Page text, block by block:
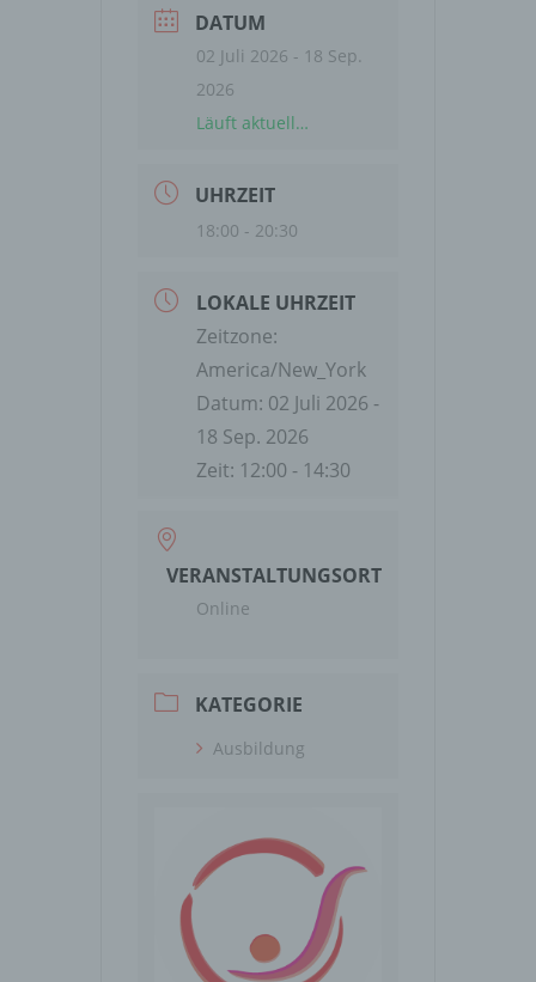
DATUM
02 Juli 2026 - 18 Sep.
2026
Läuft aktuell…
UHRZEIT
18:00 - 20:30
LOKALE UHRZEIT
Zeitzone:
America/New_York
Datum: 02 Juli 2026 -
18 Sep. 2026
Zeit: 12:00 - 14:30
VERANSTALTUNGSORT
Online
KATEGORIE
Ausbildung